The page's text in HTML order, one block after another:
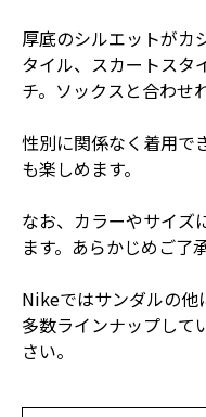
厚底のシルエットがカ
タイル、スカートスタ
チ。ソックスと合わせ
性別に関係なく着用で
も楽しめます。
なお、カラーやサイズ
ます。あらかじめご了
Nikeではサンダルの他
多数ラインナップして
さい。